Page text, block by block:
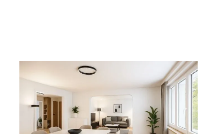
84,41 m
Ref : 40706
Appartement F5 à vendre
150 000 €